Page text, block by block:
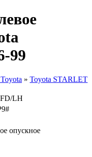
99
» Toyota STARLET
LH
опускное